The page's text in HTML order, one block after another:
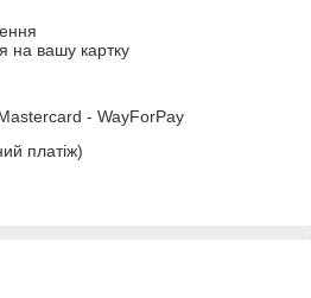
на вашу картку
- WayForPay
платіж)